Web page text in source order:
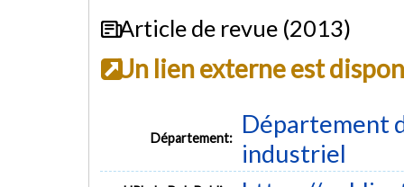
Article de revue (2013)
Un lien externe est
Département:
Département
industriel